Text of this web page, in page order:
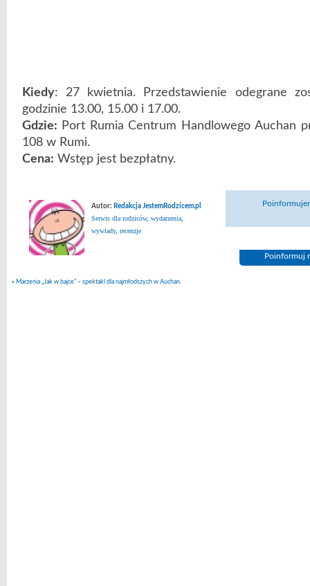
Kiedy: 27 kwietnia. Przedstawienie odegrane
godzinie 13.00, 15.00 i 17.00.
Gdzie: Port Rumia Centrum Handlowego Auchan
108 w Rumi.
Cena: Wstęp jest bezpłatny.
Autor: Redakcja JestemRodzicem.pl
Serwis dla rodziców, wydarzenia,
wywiady, recenzje
Poinformuj
« Marzenia „Jak w bajce” – spektakl dla najmłodszych w Auchan.